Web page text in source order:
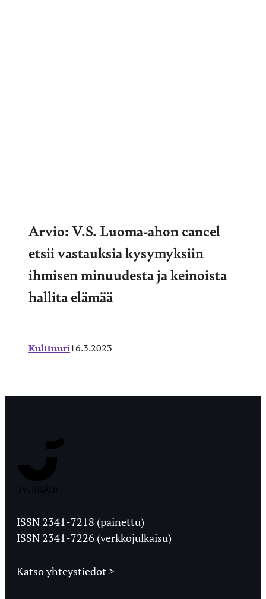
Arvio: V.S. Luoma-ahon cancel
etsii vastauksia kysymyksiin
ihmisen minuudesta ja keinoista
hallita elämää
Kulttuuri16.3.2023
Ylioppilaslehti
ISSN 2341-7218 (painettu)
ISSN 2341-7226 (verkkojulkaisu)
Katso yhteystiedot >